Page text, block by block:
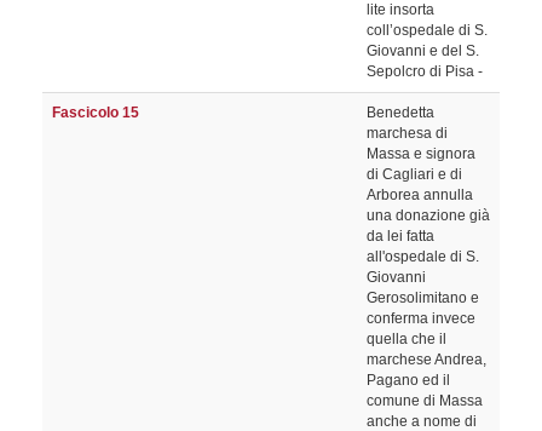
lite insorta
coll’ospedale di S.
Giovanni e del S.
Sepolcro di Pisa -
Fascicolo 15
Benedetta
marchesa di
Massa e signora
di Cagliari e di
Arborea annulla
una donazione già
da lei fatta
all'ospedale di S.
Giovanni
Gerosolimitano e
conferma invece
quella che il
marchese Andrea,
Pagano ed il
comune di Massa
anche a nome di